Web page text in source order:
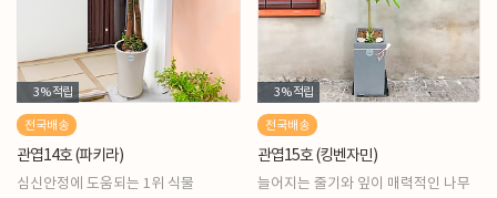
3%적립
전국배송
관엽14호 (파키라)
심신안정에 도움되는 1위 식물
3%적립
전국배송
관엽15호 (킹벤자민)
늘어지는 줄기와 잎이 매력적인 나무